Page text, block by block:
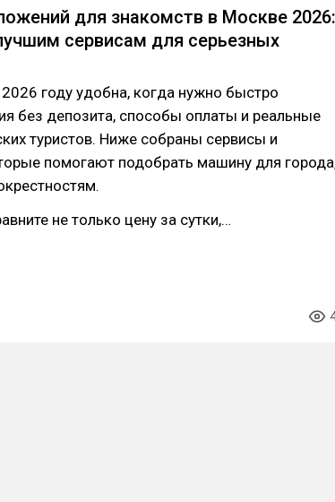
для знакомств в Москве 2026:
сервисам для серьезных
году удобна, когда нужно быстро
без депозита, способы оплаты и реальные
туристов. Ниже собраны сервисы и
помогают подобрать машину для
не только цену за сутки,…